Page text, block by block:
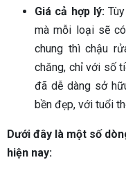
Giá cả hợp lý:
mà mỗi loại sẽ
chung thì chậu
chăng, chỉ với số
đã dễ dàng sở
bền đẹp, với tuổi
Dưới đây là một số
hiện nay: